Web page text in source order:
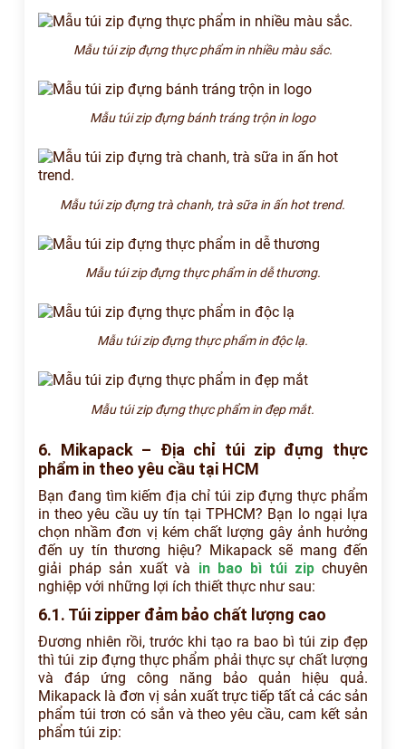
Mẫu túi zip đựng thực phẩm in nhiều màu sắc.
Mẫu túi zip đựng bánh tráng trộn in logo
Mẫu túi zip đựng trà chanh, trà sữa in ấn hot trend.
Mẫu túi zip đựng thực phẩm in dễ thương.
Mẫu túi zip đựng thực phẩm in độc lạ.
Mẫu túi zip đựng thực phẩm in đẹp mắt.
6. Mikapack – Địa chỉ túi zip đựng thực
phẩm in theo yêu cầu tại HCM
Bạn đang tìm kiếm địa chỉ túi zip đựng thực phẩm
in theo yêu cầu uy tín tại TPHCM? Bạn lo ngại lựa
chọn nhầm đơn vị kém chất lượng gây ảnh hưởng
đến uy tín thương hiệu? Mikapack sẽ mang đến
giải pháp sản xuất và in bao bì túi zip chuyên
nghiệp với những lợi ích thiết thực như sau:
6.1. Túi zipper đảm bảo chất lượng cao
Đương nhiên rồi, trước khi tạo ra bao bì túi zip đẹp
thì túi zip đựng thực phẩm phải thực sự chất lượng
và đáp ứng công năng bảo quản hiệu quả.
Mikapack là đơn vị sản xuất trực tiếp tất cả các sản
phẩm túi trơn có sắn và theo yêu cầu, cam kết sản
phẩm túi zip: